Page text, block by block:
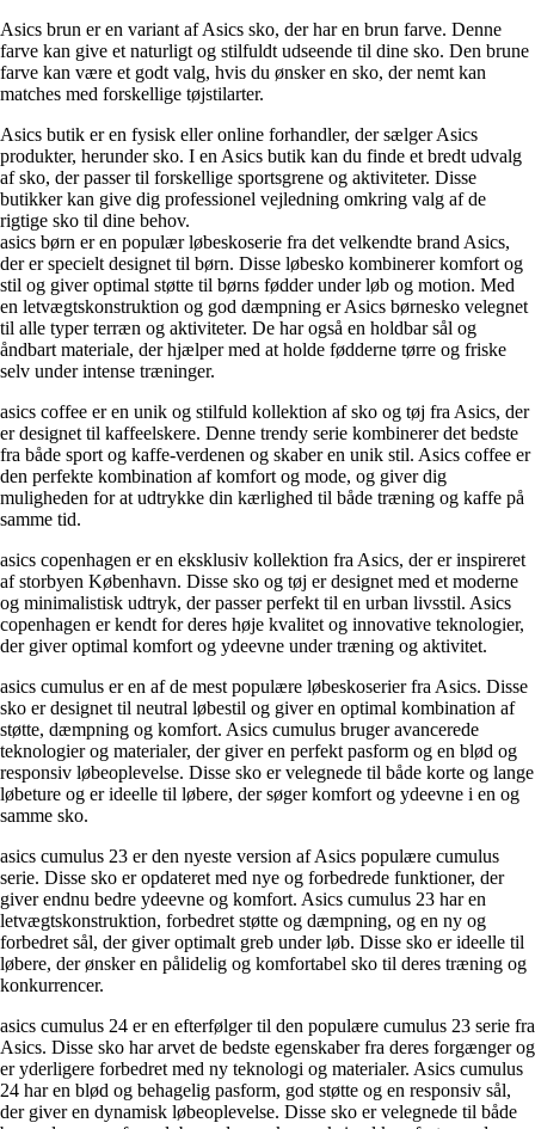
Asics brun er en variant af Asics sko, der har en brun farve. Denne
farve kan give et naturligt og stilfuldt udseende til dine sko. Den brune
farve kan være et godt valg, hvis du ønsker en sko, der nemt kan
matches med forskellige tøjstilarter.
Asics butik er en fysisk eller online forhandler, der sælger Asics
produkter, herunder sko. I en Asics butik kan du finde et bredt udvalg
af sko, der passer til forskellige sportsgrene og aktiviteter. Disse
butikker kan give dig professionel vejledning omkring valg af de
rigtige sko til dine behov.
asics børn er en populær løbeskoserie fra det velkendte brand Asics,
der er specielt designet til børn. Disse løbesko kombinerer komfort og
stil og giver optimal støtte til børns fødder under løb og motion. Med
en letvægtskonstruktion og god dæmpning er Asics børnesko velegnet
til alle typer terræn og aktiviteter. De har også en holdbar sål og
åndbart materiale, der hjælper med at holde fødderne tørre og friske
selv under intense træninger.
asics coffee er en unik og stilfuld kollektion af sko og tøj fra Asics, der
er designet til kaffeelskere. Denne trendy serie kombinerer det bedste
fra både sport og kaffe-verdenen og skaber en unik stil. Asics coffee er
den perfekte kombination af komfort og mode, og giver dig
muligheden for at udtrykke din kærlighed til både træning og kaffe på
samme tid.
asics copenhagen er en eksklusiv kollektion fra Asics, der er inspireret
af storbyen København. Disse sko og tøj er designet med et moderne
og minimalistisk udtryk, der passer perfekt til en urban livsstil. Asics
copenhagen er kendt for deres høje kvalitet og innovative teknologier,
der giver optimal komfort og ydeevne under træning og aktivitet.
asics cumulus er en af de mest populære løbeskoserier fra Asics. Disse
sko er designet til neutral løbestil og giver en optimal kombination af
støtte, dæmpning og komfort. Asics cumulus bruger avancerede
teknologier og materialer, der giver en perfekt pasform og en blød og
responsiv løbeoplevelse. Disse sko er velegnede til både korte og lange
løbeture og er ideelle til løbere, der søger komfort og ydeevne i en og
samme sko.
asics cumulus 23 er den nyeste version af Asics populære cumulus
serie. Disse sko er opdateret med nye og forbedrede funktioner, der
giver endnu bedre ydeevne og komfort. Asics cumulus 23 har en
letvægtskonstruktion, forbedret støtte og dæmpning, og en ny og
forbedret sål, der giver optimalt greb under løb. Disse sko er ideelle til
løbere, der ønsker en pålidelig og komfortabel sko til deres træning og
konkurrencer.
asics cumulus 24 er en efterfølger til den populære cumulus 23 serie fra
Asics. Disse sko har arvet de bedste egenskaber fra deres forgænger og
er yderligere forbedret med ny teknologi og materialer. Asics cumulus
24 har en blød og behagelig pasform, god støtte og en responsiv sål,
der giver en dynamisk løbeoplevelse. Disse sko er velegnede til både